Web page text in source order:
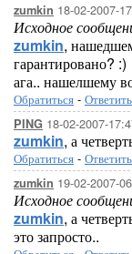
zumkin 18-02-2007-
Исходное
zumkin,
гарантировано? :)
ага.. нашелшему
Обратиться - Ответить
PING 18-02-2007-
zumkin, а
Обратиться - Ответить
zumkin 19-02-2007-
Исходное
zumkin, а
это запросто..